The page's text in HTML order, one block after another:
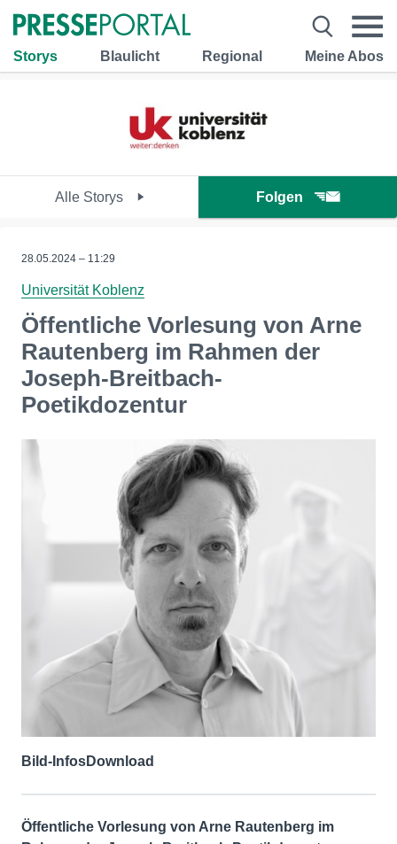
Storys Blaulicht Regional Meine Abos
Alle Storys Folgen
28.05.2024 – 11:29
Universität Koblenz
Öffentliche Vorlesung von Arne
Rautenberg im Rahmen der
Joseph-Breitbach-
Poetikdozentur
Bild-InfosDownload
Öffentliche Vorlesung von Arne Rautenberg im